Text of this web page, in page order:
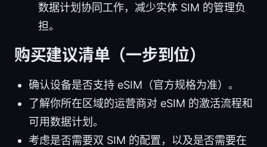
数据计划协同工作，减少实体 SIM 的管理负
担。
购买建议清单（一步到位）
确认设备是否支持 eSIM（官方规格为准）。
了解你所在区域的运营商对 eSIM 的激活流程和
可用数据计划。
考虑是否需要双 SIM 的配置，以及是否需要在